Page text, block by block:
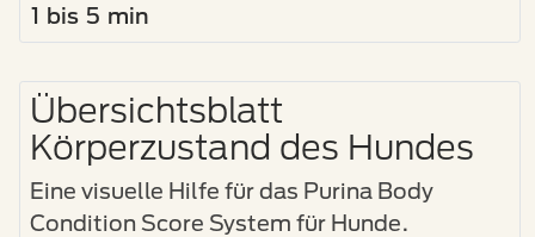
1 bis 5 min
Übersichtsblatt
Körperzustand des Hundes
Eine visuelle Hilfe für das Purina Body
Condition Score System für Hunde.